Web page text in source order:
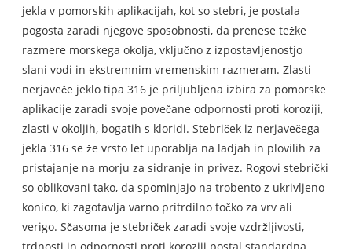
jekla v pomorskih aplikacijah, kot so stebri, je postala
pogosta zaradi njegove sposobnosti, da prenese težke
razmere morskega okolja, vključno z izpostavljenostjo
slani vodi in ekstremnim vremenskim razmeram. Zlasti
nerjaveče jeklo tipa 316 je priljubljena izbira za pomorske
aplikacije zaradi svoje povečane odpornosti proti koroziji,
zlasti v okoljih, bogatih s kloridi. Stebriček iz nerjavečega
jekla 316 se že vrsto let uporablja na ladjah in plovilih za
pristajanje na morju za sidranje in privez. Rogovi stebrički
so oblikovani tako, da spominjajo na trobento z ukrivljeno
konico, ki zagotavlja varno pritrdilno točko za vrv ali
verigo. Sčasoma je stebriček zaradi svoje vzdržljivosti,